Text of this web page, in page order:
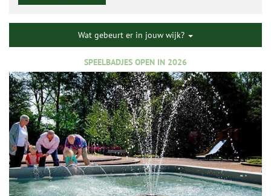
Wat gebeurt er in jouw wijk?
SPEELBADJES OPEN IN 2026